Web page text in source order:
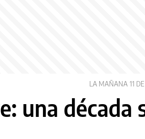
LA MAÑANA 11
una década